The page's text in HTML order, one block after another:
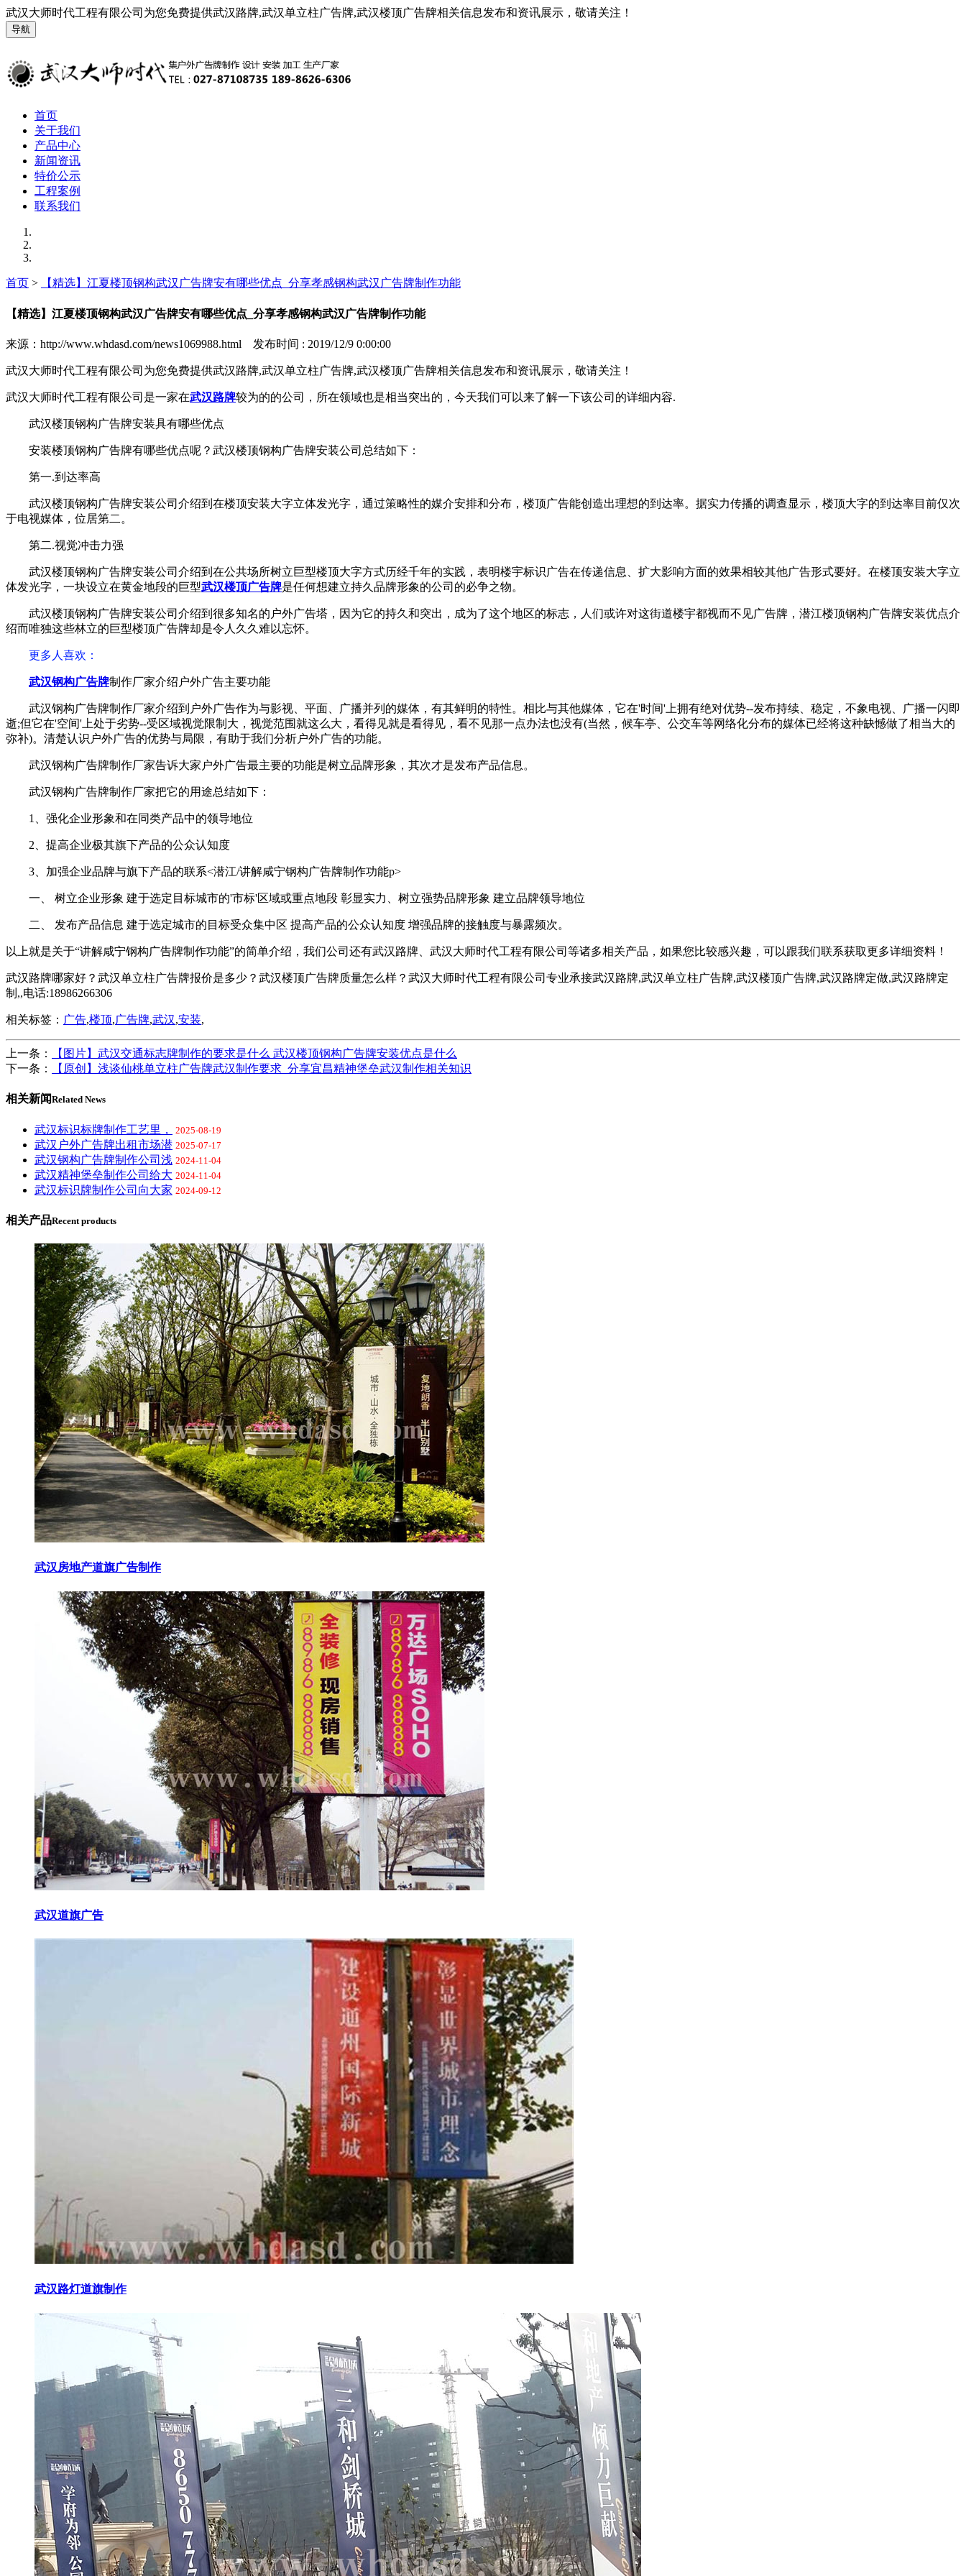
武汉大师时代工程有限公司为您免费提供武汉路牌,武汉单立柱广告牌,武汉楼顶广告牌相关信息发布和资讯展示，敬请关注！
导航
首页
关于我们
产品中心
新闻资讯
特价公示
工程案例
联系我们
首页 > 【精选】江夏楼顶钢构武汉广告牌安有哪些优点_分享孝感钢构武汉广告牌制作功能
【精选】江夏楼顶钢构武汉广告牌安有哪些优点_分享孝感钢构武汉广告牌制作功能
来源：http://www.whdasd.com/news1069988.html 发布时间 : 2019/12/9 0:00:00
武汉大师时代工程有限公司为您免费提供武汉路牌,武汉单立柱广告牌,武汉楼顶广告牌相关信息发布和资讯展示，敬请关注！
武汉大师时代工程有限公司是一家在武汉路牌较为的的公司，所在领域也是相当突出的，今天我们可以来了解一下该公司的详细内容.
武汉楼顶钢构广告牌安装具有哪些优点
安装楼顶钢构广告牌有哪些优点呢？武汉楼顶钢构广告牌安装公司总结如下：
第一.到达率高
武汉楼顶钢构广告牌安装公司介绍到在楼顶安装大字立体发光字，通过策略性的媒介安排和分布，楼顶广告能创造出理想的到达率。据实力传播的调查显示，楼顶大字的到达率目前仅次
于电视媒体，位居第二。
第二.视觉冲击力强
武汉楼顶钢构广告牌安装公司介绍到在公共场所树立巨型楼顶大字方式历经千年的实践，表明楼宇标识广告在传递信息、扩大影响方面的效果相较其他广告形式要好。在楼顶安装大字立
体发光字，一块设立在黄金地段的巨型武汉楼顶广告牌是任何想建立持久品牌形象的公司的必争之物。
武汉楼顶钢构广告牌安装公司介绍到很多知名的户外广告塔，因为它的持久和突出，成为了这个地区的标志，人们或许对这街道楼宇都视而不见广告牌，潜江楼顶钢构广告牌安装优点介
绍而唯独这些林立的巨型楼顶广告牌却是令人久久难以忘怀。
更多人喜欢：
武汉钢构广告牌制作厂家介绍户外广告主要功能
武汉钢构广告牌制作厂家介绍到户外广告作为与影视、平面、广播并列的媒体，有其鲜明的特性。相比与其他媒体，它在'时间'上拥有绝对优势--发布持续、稳定，不象电视、广播一闪即
逝;但它在'空间'上处于劣势--受区域视觉限制大，视觉范围就这么大，看得见就是看得见，看不见那一点办法也没有(当然，候车亭、公交车等网络化分布的媒体已经将这种缺憾做了相当大的
弥补)。清楚认识户外广告的优势与局限，有助于我们分析户外广告的功能。
武汉钢构广告牌制作厂家告诉大家户外广告最主要的功能是树立品牌形象，其次才是发布产品信息。
武汉钢构广告牌制作厂家把它的用途总结如下：
1、强化企业形象和在同类产品中的领导地位
2、提高企业极其旗下产品的公众认知度
3、加强企业品牌与旗下产品的联系<潜江/讲解咸宁钢构广告牌制作功能p>
一、 树立企业形象 建于选定目标城市的'市标'区域或重点地段 彰显实力、树立强势品牌形象 建立品牌领导地位
二、 发布产品信息 建于选定城市的目标受众集中区 提高产品的公众认知度 增强品牌的接触度与暴露频次。
以上就是关于“讲解咸宁钢构广告牌制作功能”的简单介绍，我们公司还有武汉路牌、武汉大师时代工程有限公司等诸多相关产品，如果您比较感兴趣，可以跟我们联系获取更多详细资料！
武汉路牌哪家好？武汉单立柱广告牌报价是多少？武汉楼顶广告牌质量怎么样？武汉大师时代工程有限公司专业承接武汉路牌,武汉单立柱广告牌,武汉楼顶广告牌,武汉路牌定做,武汉路牌定
制,,电话:18986266306
相关标签： 广告,楼顶,广告牌,武汉,安装,
上一条：
【图片】武汉交通标志牌制作的要求是什么 武汉楼顶钢构广告牌安装优点是什么
下一条：
【原创】浅谈仙桃单立柱广告牌武汉制作要求_分享宜昌精神堡垒武汉制作相关知识
相关新闻Related News
武汉标识标牌制作工艺里， 2025-08-19
武汉户外广告牌出租市场潜 2025-07-17
武汉钢构广告牌制作公司浅 2024-11-04
武汉精神堡垒制作公司给大 2024-11-04
武汉标识牌制作公司向大家 2024-09-12
相关产品Recent products
武汉房地产道旗广告制作
武汉道旗广告
武汉路灯道旗制作